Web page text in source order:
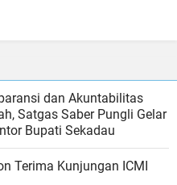
dan Akuntabilitas
Satgas Saber Pungli Gelar
Bupati Sekadau
Terima Kunjungan ICMI